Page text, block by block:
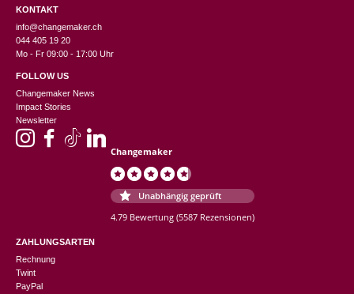
KONTAKT
info@changemaker.ch
044 405 19 20
Mo - Fr 09:00 - 17:00 Uhr
FOLLOW US
Changemaker News
Impact Stories
Newsletter
Changemaker
Unabhängig geprüft
4.79 Bewertung (5587 Rezensionen)
ZAHLUNGSARTEN
Rechnung
Twint
PayPal